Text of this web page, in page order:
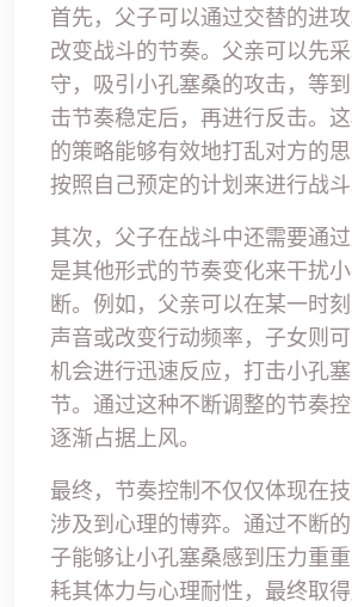
首先，父子可以通过交替的进
改变战斗的节奏。父亲可以先
守，吸引小孔塞桑的攻击，等
击节奏稳定后，再进行反击。
的策略能够有效地打乱对方的
按照自己预定的计划来进行战斗
其次，父子在战斗中还需要通
是其他形式的节奏变化来干扰
断。例如，父亲可以在某一时
声音或改变行动频率，子女则
机会进行迅速反应，打击小孔
节。通过这种不断调整的节奏
逐渐占据上风。
最终，节奏控制不仅仅体现在
涉及到心理的博弈。通过不断
子能够让小孔塞桑感到压力重
耗其体力与心理耐性，最终取得